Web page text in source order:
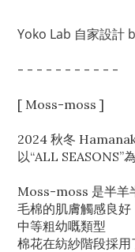
Yoko Lab 自家設計
- - - - - - - - - - -
[ Moss-moss ]
2024 秋冬
以“ALL SEASONS”
Moss-moss 是半羊
毛棉的肌膚觸感良好
中等粗幼嘅類型
棉花在紡紗階段採用